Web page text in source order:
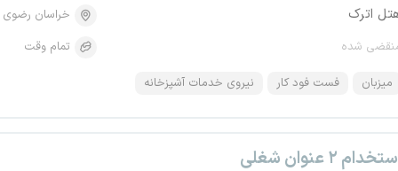
اترک
شده
خراسان رضوی
تمام وقت
میزبان فست فود کار نیروی خدمات آشپزخانه
۲ عنوان شغلی